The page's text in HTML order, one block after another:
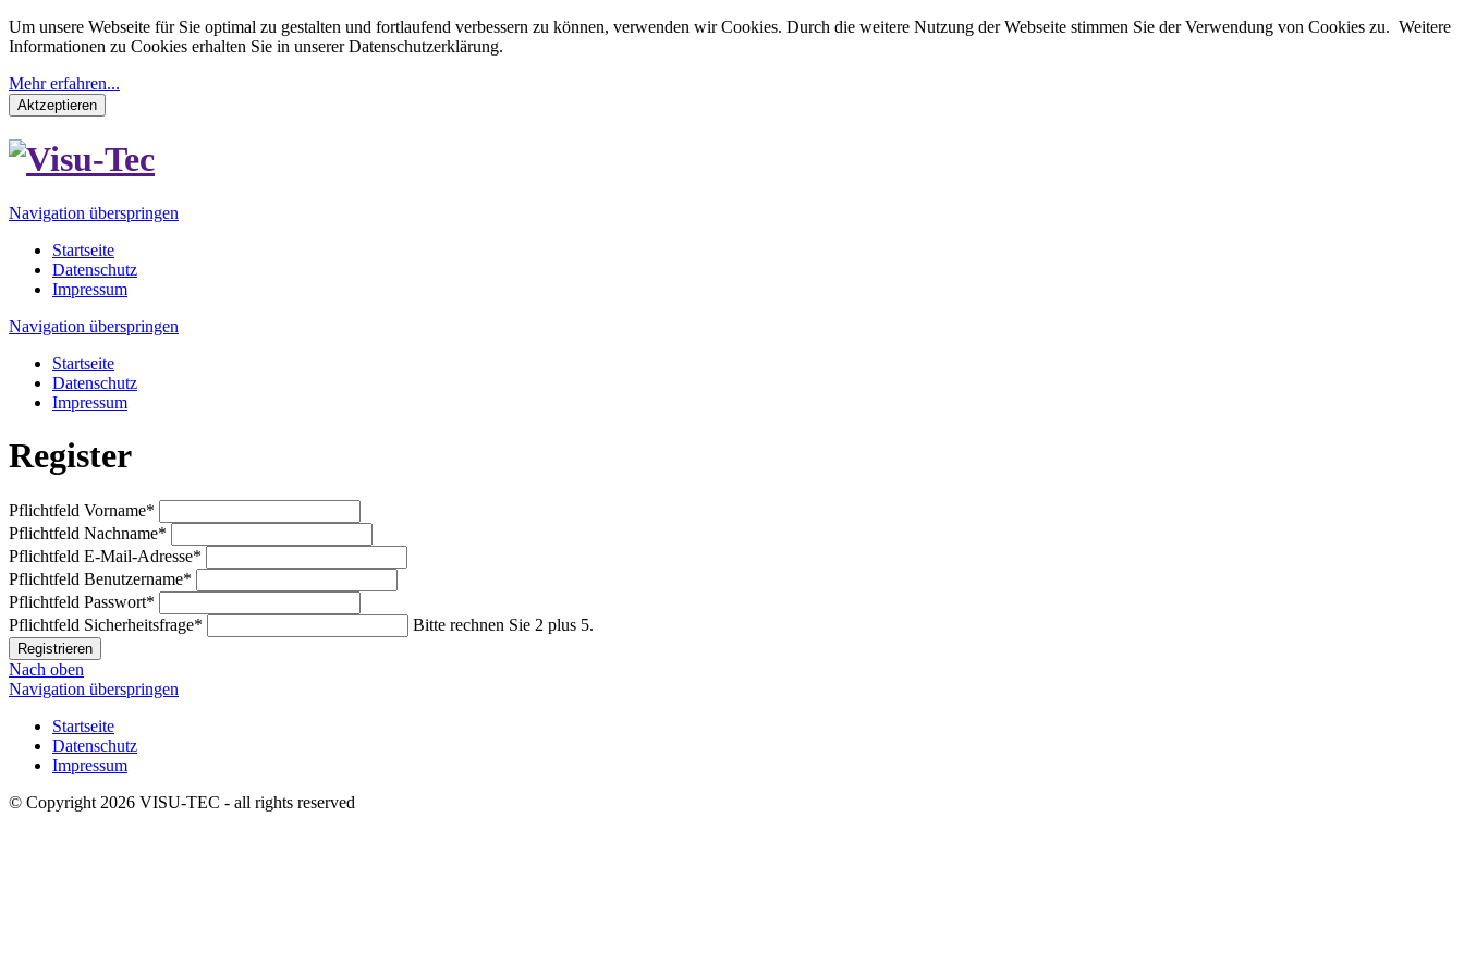
Um unsere Webseite für Sie optimal zu gestalten und fortlaufend verbessern zu können, verwenden wir Cookies. Durch die weitere Nutzung der Webseite stimmen Sie der Verwendung von Cookies zu. Weitere
Informationen zu Cookies erhalten Sie in unserer Datenschutzerklärung.
Mehr erfahren...
Aktzeptieren
Navigation überspringen
Startseite
Datenschutz
Impressum
Navigation überspringen
Startseite
Datenschutz
Impressum
Register
Pflichtfeld Vorname*
Pflichtfeld Nachname*
Pflichtfeld E-Mail-Adresse*
Pflichtfeld Benutzername*
Pflichtfeld Passwort*
Pflichtfeld Sicherheitsfrage* Bitte rechnen Sie 2 plus 5.
Registrieren
Nach oben
Navigation überspringen
Startseite
Datenschutz
Impressum
© Copyright 2026 VISU-TEC - all rights reserved